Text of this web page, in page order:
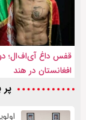
قفس داغ آی‌اف‌ال؛
افغانستان در هند
پر